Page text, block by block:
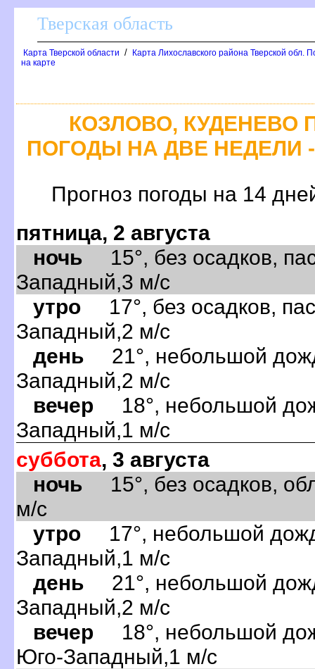
Тверская область
Карта Тверской области /
Карта Лихославского района Тверской обл.
на карте
КОЗЛОВО, КУДЕНЕВО
ПОГОДЫ НА ДВЕ НЕДЕЛИ
Прогноз погоды на 14
пятница, 2 августа
ночь 15°, без осадков,
Западный,3 м/с
утро 17°, без осадков,
Западный,2 м/с
день 21°, небольшой
Западный,2 м/с
вечер 18°, небольшой
Западный,1 м/с
суббота, 3 августа
ночь 15°, без осадков,
м/с
утро 17°, небольшой
Западный,1 м/с
день 21°, небольшой
Западный,2 м/с
вечер 18°, небольшой
Юго-Западный,1 м/с